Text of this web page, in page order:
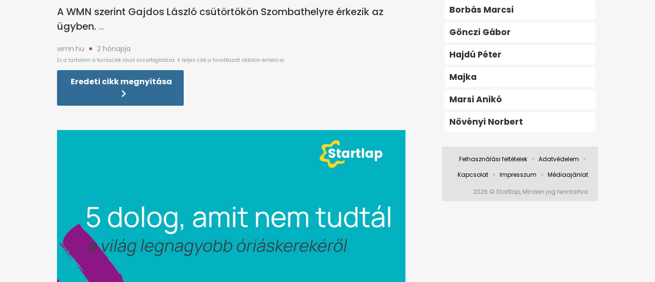
A WMN szerint Gajdos László csütörtökön Szombathelyre érkezik az
ügyben.
wmn.hu 2 hónapja
Eredeti cikk megnyitása
Borbás Marcsi
Gönczi Gábor
Hajdú Péter
Majka
Marsi Anikó
Növényi Norbert
Felhasználási feltételek
Adatvédelem
Kapcsolat
Impresszum Médiaajánlat
2026 © Startlap, Minden jog fenntartva